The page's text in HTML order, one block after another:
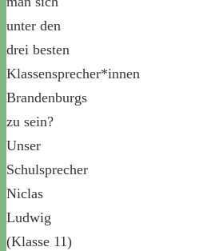
unter den
drei besten
Klassensprecher*innen
Brandenburgs
zu sein?
Unser
Schulsprecher
Niclas
Ludwig
(Klasse 11)